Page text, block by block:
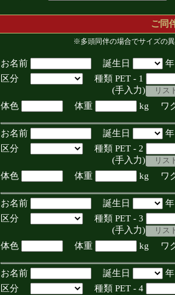
ご同
※多頭同伴の場合でサイズの
お名前 誕生日
区分
種類 PET - 1
(手入力)
体色
体重 kg ワ
お名前 誕生日
区分
種類 PET - 2
(手入力)
体色
体重 kg ワ
お名前 誕生日
区分
種類 PET - 3
(手入力)
体色
体重 kg ワ
お名前 誕生日
区分
種類 PET - 4